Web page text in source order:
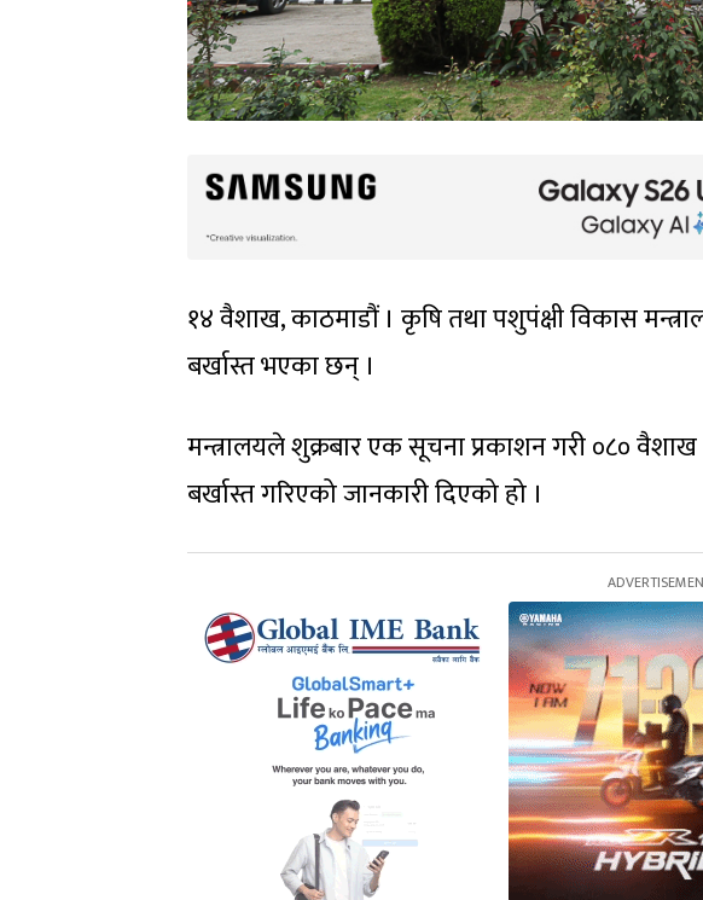
१४ वैशाख, काठमाडौं । कृषि तथा पशुपंक्षी विकास
बर्खास्त भएका छन् ।
मन्त्रालयले शुक्रबार एक सूचना प्रकाशन गरी ०८०
बर्खास्त गरिएको जानकारी दिएको हो ।